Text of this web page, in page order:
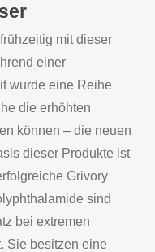
mit dieser
einer
wurde eine Reihe
die erhöhten
können – die neuen
dieser Produkte ist
Grivory
sind
bei extremen
Sie besitzen eine